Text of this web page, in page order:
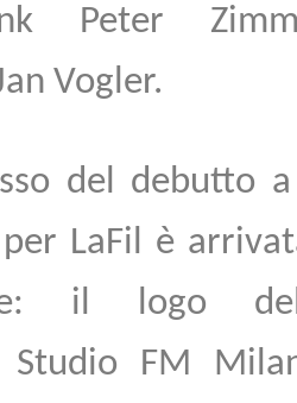
Peter
Vogler.
del debutto
LaFil è
il logo
Studio FM